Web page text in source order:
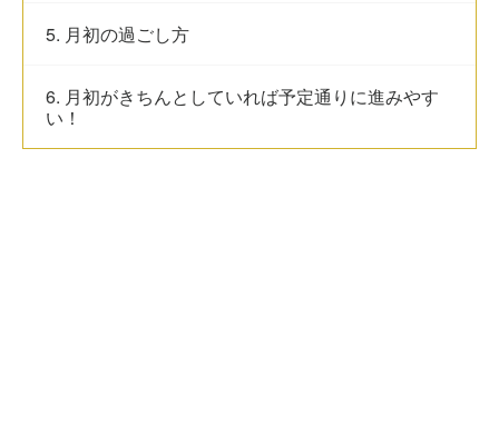
5. 月初の過ごし方
6. 月初がきちんとしていれば予定通りに進みやす
い！